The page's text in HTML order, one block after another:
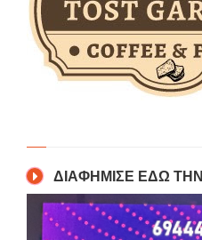
ΔΙΑΦΗΜΙΣΕ ΕΔΩ